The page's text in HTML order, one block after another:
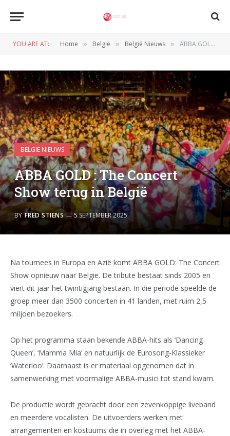
YOU ARE AT: Home » België » België Nieuws » ABBA GOLD : The Concert Show terug in België
BELGIË NIEUWS
ABBA GOLD : The Concert
Show terug in België
BY FRED STIENS 5 SEPTEMBER 2025
Na tournees in Europa en Azië komt ABBA GOLD: The Concert
Show opnieuw naar België. De tribute bestaat sinds 2005 en
viert dit jaar het twintigjarig bestaan. In die periode speelde de
groep meer dan 3500 concerten in 41 landen, met ruim 2,5
miljoen bezoekers.
Op het programma staan bekende ABBA-hits als ‘Dancing
Queen’, ‘Mamma Mia’ en natuurlijk de Eurosong-Klassieker
‘Waterloo’. Daarnaast is er materiaal opgenomen dat in
samenwerking met voormalige ABBA-musici tot stand kwam.
De productie wordt gebracht door een zevenkoppige liveband
en meerdere vocalisten. De uitvoerders werken met
arrangementen en kostuums die in overleg met het ABBA-